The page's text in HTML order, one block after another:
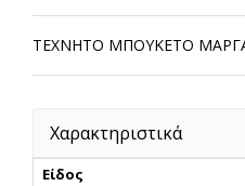
ΤΕΧΝΗΤΟ ΜΠΟΥΚΕΤΟ
Χαρακτηριστικά
Είδος